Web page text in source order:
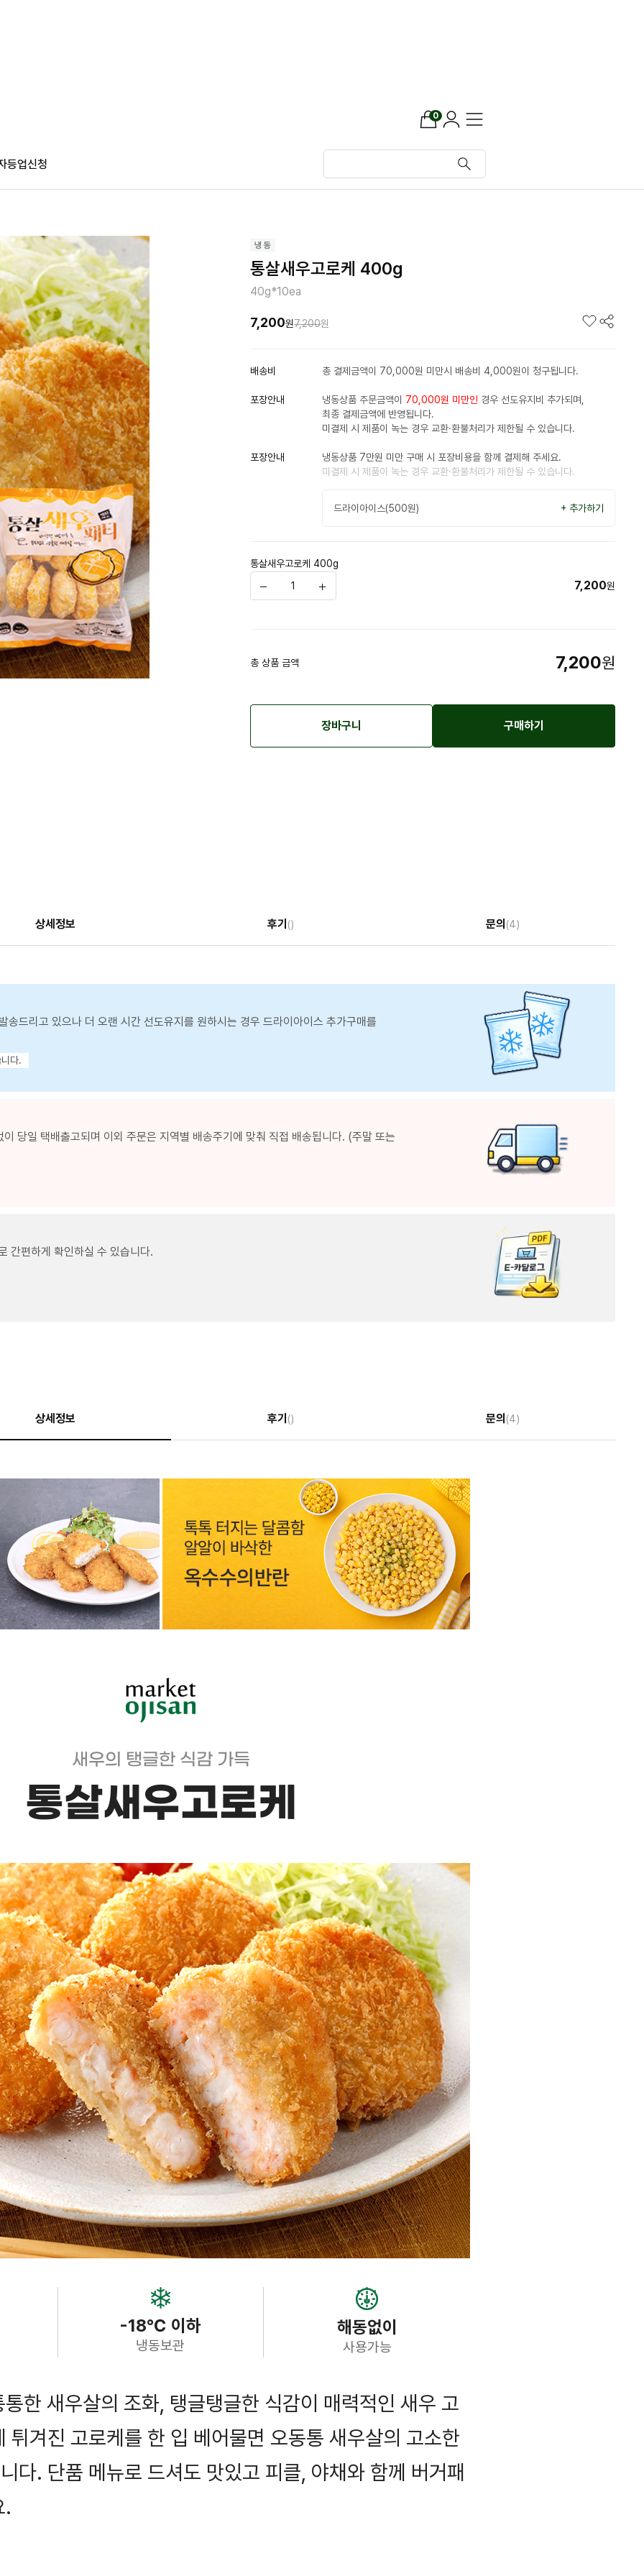
0
등업신청
통살새우고로케 400g
40g*10ea
7,200원7,200원
배송비 총 결제금액이 70,000원 미만시 배송비 4,000원이 청구됩니다.
포장안내 냉동상품 주문금액이 70,000원 미만인 경우 선도유지비 추가되며,
최종 결제금액에 반영됩니다.
미결제 시 제품이 녹는 경우 교환·환불처리가 제한될 수 있습니다.
포장안내
냉동상품 7만원 미만 구매 시 포장비용을 함께 결제해 주세요.
미결제 시 제품이 녹는 경우 교환·환불처리가 제한될 수 있습니다.
드라이아이스(500원) + 추가하기
통살새우고로케 400g
7,200원
총 상품 금액 7,200원
장바구니 구매하기
상세정보 후기 () 문의 (4)
드리고 있으나 더 오랜 시간 선도유지를 원하시는 경우 드라이아이스 추가구매를
다.
당일 택배출고되며 이외 주문은 지역별 배송주기에 맞춰 직접 배송됩니다. (주말 또는
간편하게 확인하실 수 있습니다.
상세정보 후기 () 문의 (4)
새우의 탱글한 식감 가득
통살새우고로케
-18℃ 이하
냉동보관
해동없이
사용가능
한 새우살의 조화, 탱글탱글한 식감이 매력적인 새우 고
튀겨진 고로케를 한 입 베어물면 오동통 새우살의 고소한
다. 단품 메뉴로 드셔도 맛있고 피클, 야채와 함께 버거패
.